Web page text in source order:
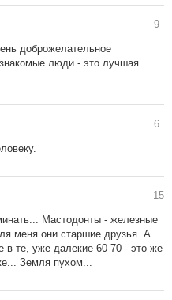
9
доброжелательное
люди - это лучшая
6
15
Мастодонты - железные
меня они старшие друзья. А
в те, уже далекие 60-70 - это же
Земля пухом...